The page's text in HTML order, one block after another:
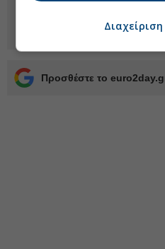
Προσθέστε το